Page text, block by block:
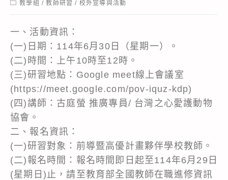
Post教學組 / 教師研習 / 校外宣導與活動
一、活動資訊：
(一)日期：114年6月30日（星期一）。
(二)時間：上午10時至12時。
(三)研習地點：Google meet線上會議室
(https://meet.google.com/pov-iquz-kdp)
(四)講師：古庭螢 推廣專員/ 台灣之心愛護動物
協會。
二、報名資訊：
(一)研習對象：前導暨高優計畫夥伴學校教師。
(二)報名時間：報名時間即日起至114年6月29日
(星期日)止，請至教育部全國教師在職進修資訊